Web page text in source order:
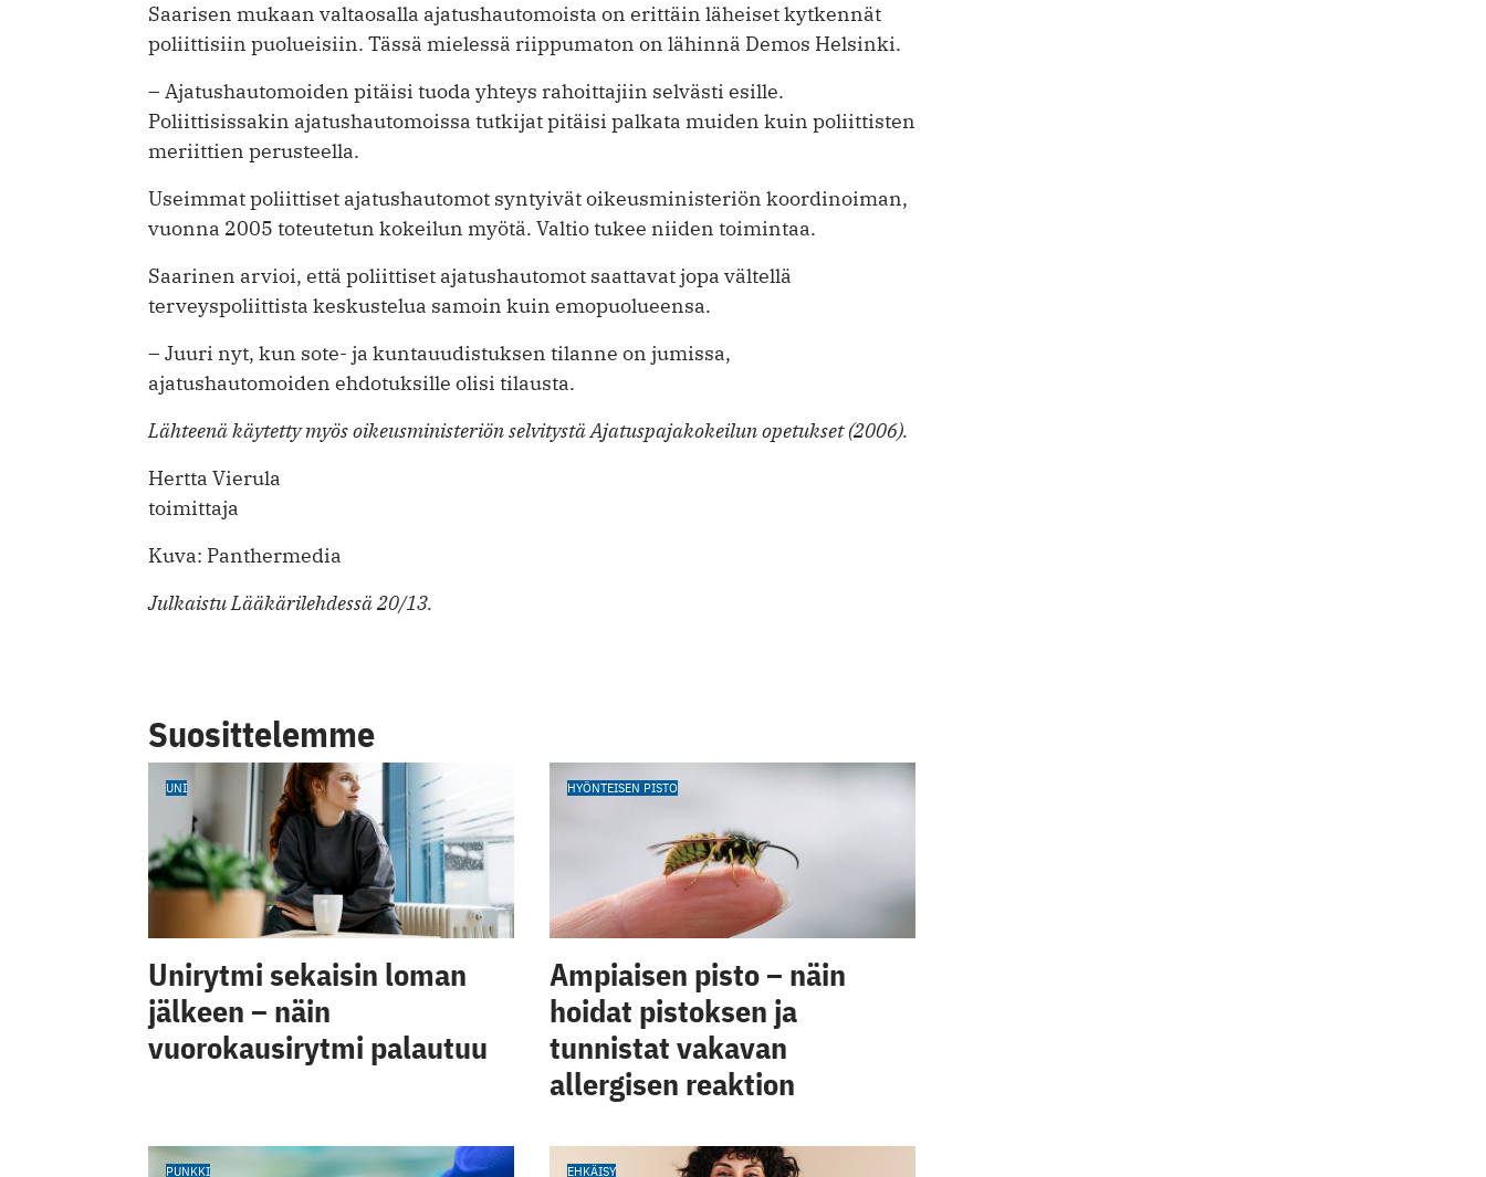
Saarisen mukaan valtaosalla ajatushautomoista on erittäin läheiset kytkennät
poliittisiin puolueisiin. Tässä mielessä riippumaton on lähinnä Demos Helsinki.
– Ajatushautomoiden pitäisi tuoda yhteys rahoittajiin selvästi esille.
Poliittisissakin ajatushautomoissa tutkijat ­pitäisi palkata muiden kuin poliittisten
meriittien perusteella.
Useimmat poliittiset ajatushautomot syntyivät oikeusministeriön koordinoiman,
vuonna 2005 toteutetun kokeilun myötä. Valtio tukee niiden toimintaa.
Saarinen arvioi, että poliittiset ajatushautomot saattavat jopa vältellä
terveyspoliittista keskustelua samoin kuin emopuolueensa.
– Juuri nyt, kun sote- ja kuntauudistuksen tilanne on jumissa,
ajatushautomoiden ehdotuksille olisi tilausta.
Lähteenä käytetty myös oikeus­ministeriön selvitystä Ajatuspaja­kokeilun opetukset (2006).
Hertta Vierula
toimittaja
Kuva: Panthermedia
Julkaistu Lääkärilehdessä 20/13.
Suosittelemme
UNI
Unirytmi sekaisin loman
jälkeen – näin
vuorokausirytmi palautuu
HYÖNTEISEN PISTO
Ampiaisen pisto – näin
hoidat pistoksen ja
tunnistat vakavan
allergisen reaktion
PUNKKI EHKÄISY